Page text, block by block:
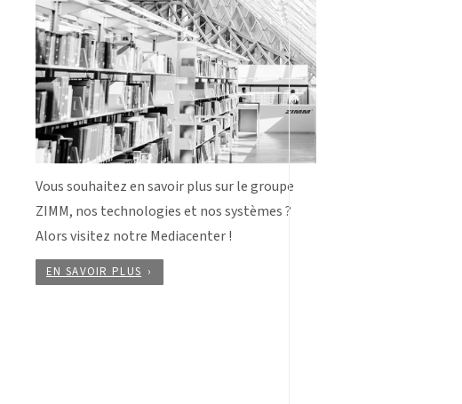
Vous souhaitez en savoir plus sur le groupe
ZIMM, nos technologies et nos systèmes ?
Alors visitez notre Mediacenter !
EN SAVOIR PLUS